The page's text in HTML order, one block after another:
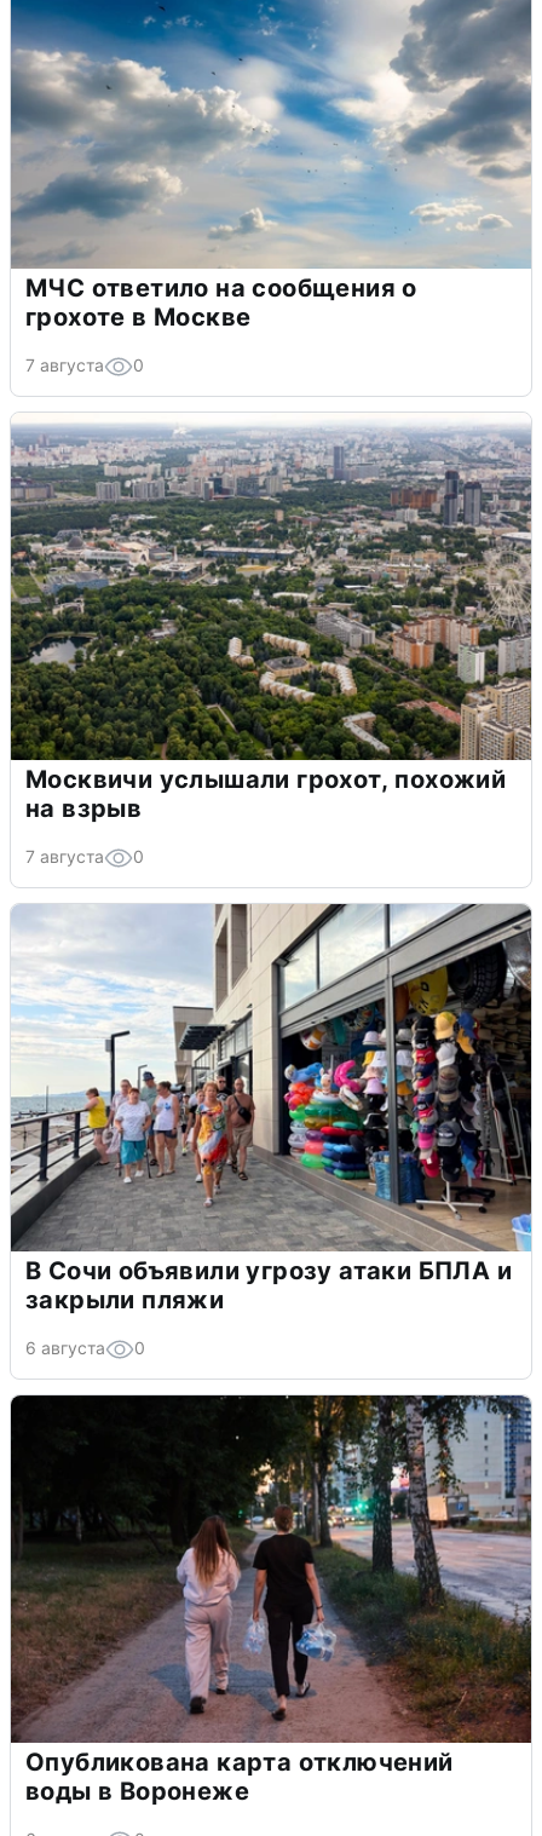
МЧС ответило на сообщения о
грохоте в Москве
7 августа 0
Москвичи услышали грохот, похожий
на взрыв
7 августа 0
В Сочи объявили угрозу атаки БПЛА и
закрыли пляжи
6 августа 0
Опубликована карта отключений
воды в Воронеже